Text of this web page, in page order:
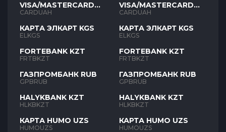
VISA/MASTERCARD
UAH
CARDUAH
КАРТА ЭЛКАРТ KGS
ELKGS
FORTEBANK KZT
FRTBKZT
ГАЗПРОМБАНК RUB
GPBRUB
HALYKBANK KZT
HLKBKZT
КАРТА HUMO UZS
HUMOUZS
VISA/MASTERCARD
UAH
CARDUAH
КАРТА ЭЛКАРТ KGS
ELKGS
FORTEBANK KZT
FRTBKZT
ГАЗПРОМБАНК RUB
GPBRUB
HALYKBANK KZT
HLKBKZT
КАРТА HUMO UZS
HUMOUZS